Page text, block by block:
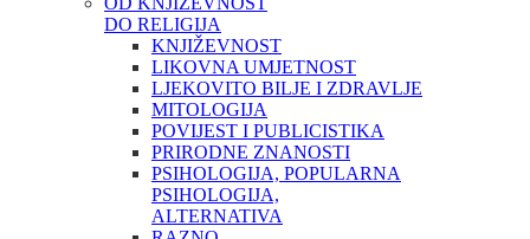
DO RELIGIJA
KNJIŽEVNOST
LIKOVNA UMJETNOST
LJEKOVITO BILJE I ZDRAVLJE
MITOLOGIJA
POVIJEST I PUBLICISTIKA
PRIRODNE ZNANOSTI
PSIHOLOGIJA, POPULARNA
PSIHOLOGIJA,
ALTERNATIVA